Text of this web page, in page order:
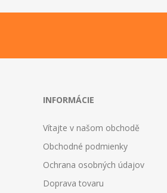
INFORMÁCIE
Vítajte v našom obchodě
Obchodné podmienky
Ochrana osobných údajov
Doprava tovaru